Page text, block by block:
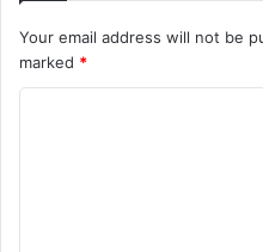
Your email address will not be
marked *